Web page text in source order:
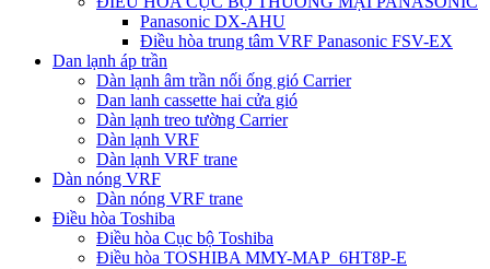
Panasonic DX-AHU
Điều hòa trung tâm VRF Panasonic FSV-EX
Dan lạnh áp trần
Dàn lạnh âm trần nối ống gió Carrier
Dan lanh cassette hai cửa gió
Dàn lạnh treo tường Carrier
Dàn lạnh VRF
Dàn lạnh VRF trane
Dàn nóng VRF
Dàn nóng VRF trane
Điều hòa Toshiba
Điều hòa Cục bộ Toshiba
Điều hòa TOSHIBA MMY-MAP_6HT8P-E